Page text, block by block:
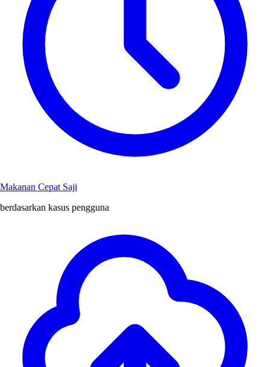
Makanan Cepat Saji
berdasarkan kasus pengguna